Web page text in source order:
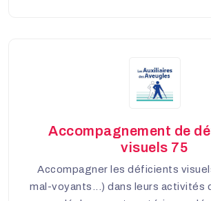
Accompagnement de
visuels 75
Accompagner les déficients
mal-voyants...) dans leurs activités